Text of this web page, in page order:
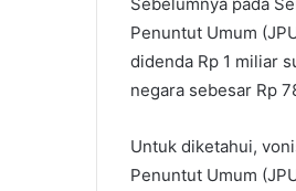
Penuntut Umum
didenda Rp 1 miliar
negara sebesar Rp
Untuk diketahui,
Penuntut Umum